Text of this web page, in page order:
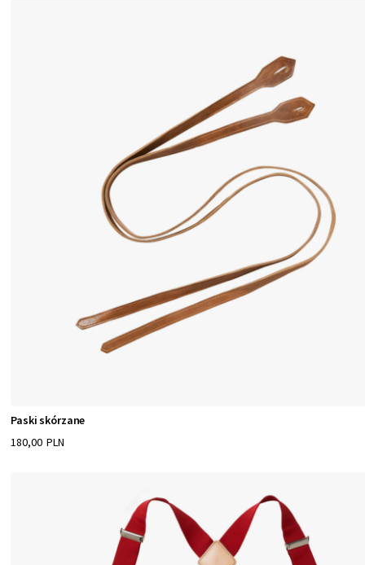
Paski skórzane
180,00 PLN